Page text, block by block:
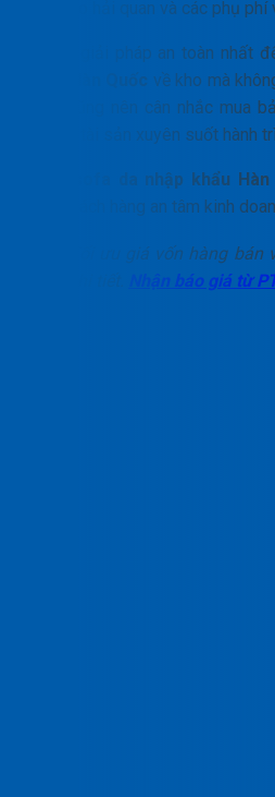
khai báo hải quan và các phụ
Đây là giải pháp an toàn nhất
khẩu Hàn Quốc về kho mà
hàng cũng nên cân nhắc mua
bảo vệ tài sản xuyên suốt hành
sofa da nhập khẩu
giúp khách hàng an tâm kinh
Tối ưu giá vốn hàng
Nhận báo giá từ